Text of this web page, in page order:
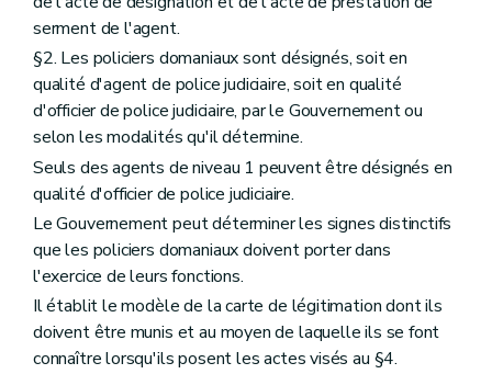
serment de l'agent.
§2. Les policiers domaniaux sont désignés, soit en
qualité d'agent de police judiciaire, soit en qualité
d'officier de police judiciaire, par le Gouvernement ou
selon les modalités qu'il détermine.
Seuls des agents de niveau 1 peuvent être désignés en
qualité d'officier de police judiciaire.
Le Gouvernement peut déterminer les signes distinctifs
que les policiers domaniaux doivent porter dans
l'exercice de leurs fonctions.
Il établit le modèle de la carte de légitimation dont ils
doivent être munis et au moyen de laquelle ils se font
connaître lorsqu'ils posent les actes visés au §4.